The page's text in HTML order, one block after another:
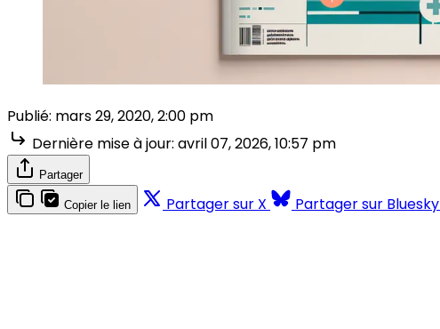
Publié: mars 29, 2020, 2:00 pm
Dernière mise à jour: avril 07, 2026, 10:57 pm
Partager
Copier le lien Partager sur X Partager sur Bluesky